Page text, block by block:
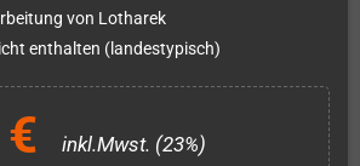
von Lotharek
enthalten (landestypisch)
inkl.Mwst. (23%)